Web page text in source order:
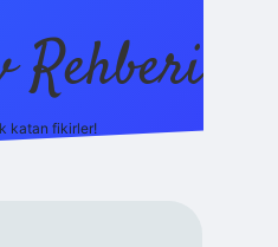
Rehberi
katan fikirler!